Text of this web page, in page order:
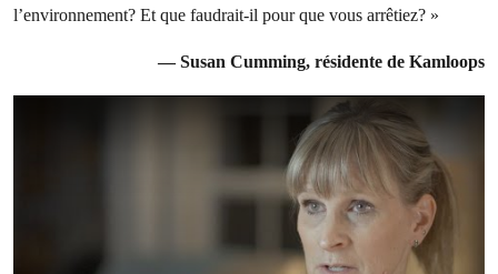
l’environnement? Et que faudrait-il pour que vous arrêtiez? »
— Susan Cumming, résidente de Kamloops